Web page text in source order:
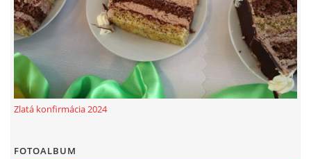
© 2026 eStránky.sk
Zlatá konfirmácia 2024
FOTOALBUM